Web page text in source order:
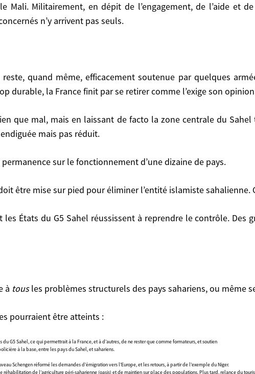
Mali. Militairement, en dépit de l’engagement, de l’aide et
n’y arrivent pas seuls.
durable, la France finit par se retirer comme l’exige son
mais pas réduit.
sur le fonctionnement d’une dizaine de pays.
être mise sur pied pour éliminer l’entité islamiste sahalienne.
à tousles problèmes structurels des pays sahariens, ou même
pourraient être atteints :
G5 Sahel, ce qui permettrait à la France, et à d’autres, de ne rester que comme formateurs, et soutien
à la base, entre les pays du Sahel, et sahariens.
Schengen réformé les demandes d’émigration vers l’Europe, et les retours, à partir de l’exemple du Niger.
réhabilitation de l’agriculture péri-saharienne (oasis) et de maintien sur place des populations. Plus tard, relance du
finit par se retirer comme l’exige son opinion.
pas réduit.
sur le fonctionnement d’une dizaine de pays.
être atteints :
les pays du Sahel, et sahariens.
péri-saharienne (oasis) et de maintien sur place des populations. Plus tard, relance du tourisme sahalien …